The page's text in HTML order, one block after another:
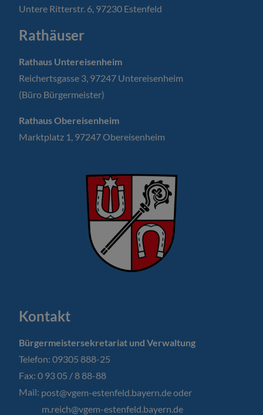
Untere Ritterstr. 6, 97230 Estenfeld
Rathäuser
Rathaus Untereisenheim
Reichertsgasse 3, 97247 Untereisenheim
(Büro Bürgermeister)
Rathaus Obereisenheim
Marktplatz 1, 97247 Obereisenheim
Kontakt
Bürgermeistersekretariat und Verwaltung
Telefon: 09305 888-25
Fax: 0 93 05 / 8 88-88
Mail: post@vgem-estenfeld.bayern.de oder
m.reich@vgem-estenfeld.bayern.de